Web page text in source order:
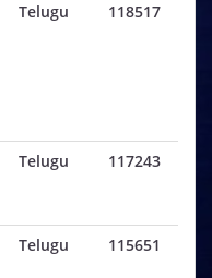
Telugu 118517
Telugu 117243
Telugu 115651